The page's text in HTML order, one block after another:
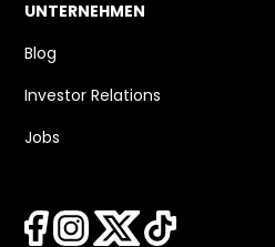
UNTERNEHMEN
Blog
Investor Relations
Jobs